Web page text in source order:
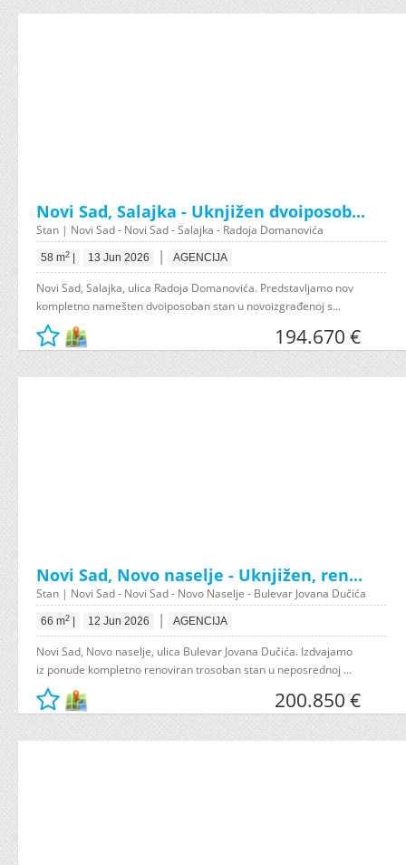
Novi Sad, Salajka - Uknjižen dvoiposob...
Stan | Novi Sad - Novi Sad - Salajka - Radoja Domanovića
58 m2 13 Jun 2026 | AGENCIJA
Novi Sad, Salajka, ulica Radoja Domanovića. Predstavljamo nov
kompletno namešten dvoiposoban stan u novoizgrađenoj s...
194.670 €
Novi Sad, Novo naselje - Uknjižen, ren...
Stan | Novi Sad - Novi Sad - Novo Naselje - Bulevar Jovana Dučića
66 m2 12 Jun 2026 | AGENCIJA
Novi Sad, Novo naselje, ulica Bulevar Jovana Dučića. Izdvajamo
iz ponude kompletno renoviran trosoban stan u neposrednoj ...
200.850 €